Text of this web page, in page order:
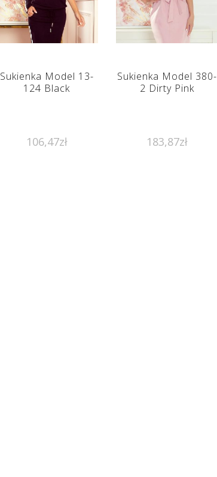
Sukienka Model 13-
124 Black
106,47zł
Sukienka Model 380-
2 Dirty Pink
183,87zł